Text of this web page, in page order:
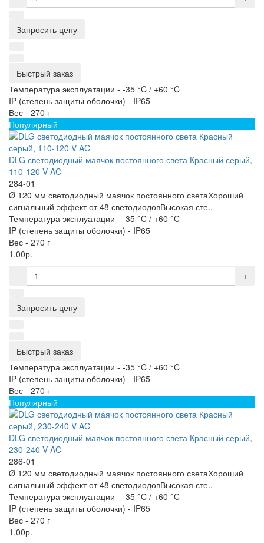
Запросить цену
Быстрый заказ
Температура эксплуатации - -35 °C / +60 °C
IP (степень защиты оболочки) - IP65
Вес - 270 г
Популярный
DLG светодиодный маячок постоянного света Красный серый,
110-120 V AC
284-01
Ø 120 мм светодиодный маячок постоянного светаХороший
сигнальный эффект от 48 светодиодовВысокая сте..
Температура эксплуатации - -35 °C / +60 °C
IP (степень защиты оболочки) - IP65
Вес - 270 г
1.00р.
-
+
Запросить цену
Быстрый заказ
Температура эксплуатации - -35 °C / +60 °C
IP (степень защиты оболочки) - IP65
Вес - 270 г
Популярный
DLG светодиодный маячок постоянного света Красный серый,
230-240 V AC
286-01
Ø 120 мм светодиодный маячок постоянного светаХороший
сигнальный эффект от 48 светодиодовВысокая сте..
Температура эксплуатации - -35 °C / +60 °C
IP (степень защиты оболочки) - IP65
Вес - 270 г
1.00р.